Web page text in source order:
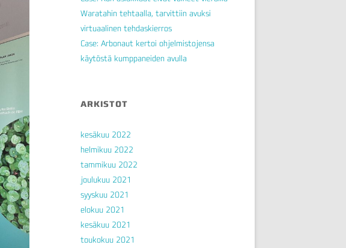
Waratahin tehtaalla, tarvittiin avuksi
virtuaalinen tehdaskierros
Case: Arbonaut kertoi ohjelmistojensa
käytöstä kumppaneiden avulla
ARKISTOT
kesäkuu 2022
helmikuu 2022
tammikuu 2022
joulukuu 2021
syyskuu 2021
elokuu 2021
kesäkuu 2021
toukokuu 2021